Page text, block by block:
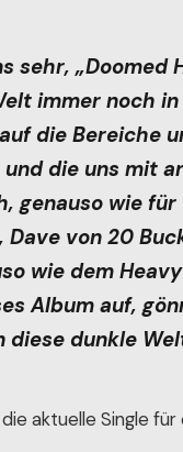
sehr,
immer noch
die Bereiche
die uns mit
genauso wie
Dave von 20
wie dem
Album auf,
diese dunkle
aktuelle Single